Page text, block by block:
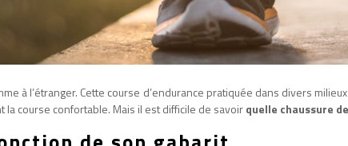
à l’étranger. Cette course d’endurance pratiquée dans divers
course confortable. Mais il est difficile de savoirquelle chaussure